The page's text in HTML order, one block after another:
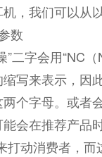
，我们可以从
数
”二字会用“NC
缩写来表示，因
个字母。或者
会在推荐产品
打动消费者，